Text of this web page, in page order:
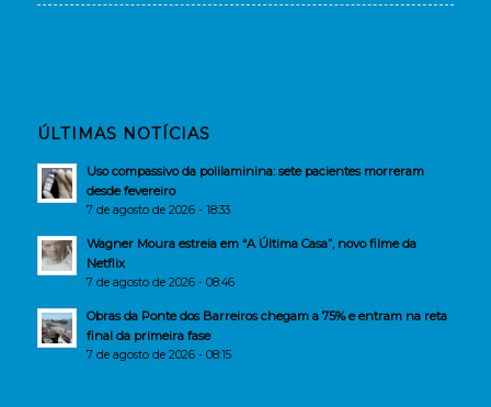
ÚLTIMAS NOTÍCIAS
Uso compassivo da polilaminina: sete pacientes morreram
desde fevereiro
7 de agosto de 2026 - 18:33
Wagner Moura estreia em “A Última Casa”, novo filme da
Netflix
7 de agosto de 2026 - 08:46
Obras da Ponte dos Barreiros chegam a 75% e entram na reta
final da primeira fase
7 de agosto de 2026 - 08:15